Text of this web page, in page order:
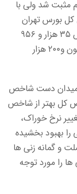
مثبت شد ولی با
کل بورس تهران
ثبت شد. بورس تهران درروزقبل با افزایش ۳۵ هزار و ۹۵۶
واحدی مواجه شد و وارد کانال ،سه میلیون و۲۰۰ هزار
میدان دست شاخص
کل بهتر از شاخص
نرخ خوراک،
بهبود بخشیده
و گمانه زنی ها
را مورد توجه